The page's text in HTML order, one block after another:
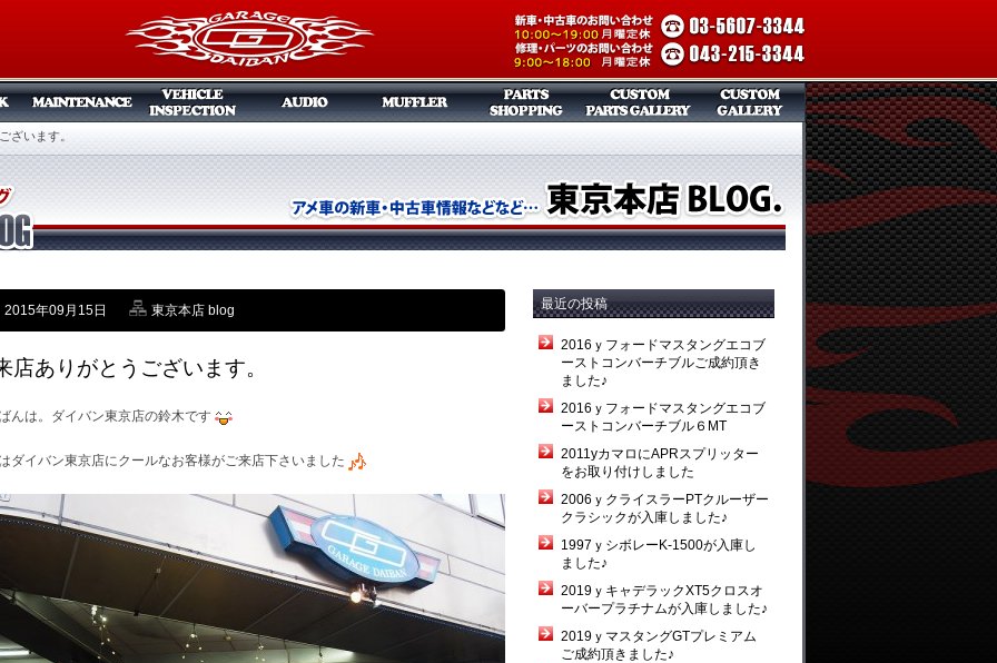
ざいます。
2015年09月15日 東京本店 blog
店ありがとうございます。
んは。ダイバン東京店の鈴木です
ダイバン東京店にクールなお客様がご来店下さいました
最近の投稿
2016ｙフォードマスタングエコブ
ーストコンバーチブルご成約頂き
ました♪
2016ｙフォードマスタングエコブ
ーストコンバーチブル６MT
2011yカマロにAPRスプリッター
をお取り付けしました
2006ｙクライスラーPTクルーザー
クラシックが入庫しました♪
1997ｙシボレーK-1500が入庫し
ました♪
2019ｙキャデラックXT5クロスオ
ーバープラチナムが入庫しました♪
2019ｙマスタングGTプレミアム
ご成約頂きました♪